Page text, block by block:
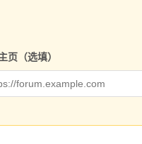
页（选填）